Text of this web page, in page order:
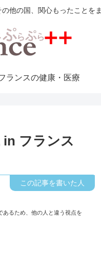
他の国、関心もったことを
ランスの健康・医療
in フランス
あるため、他の人と違う視点を